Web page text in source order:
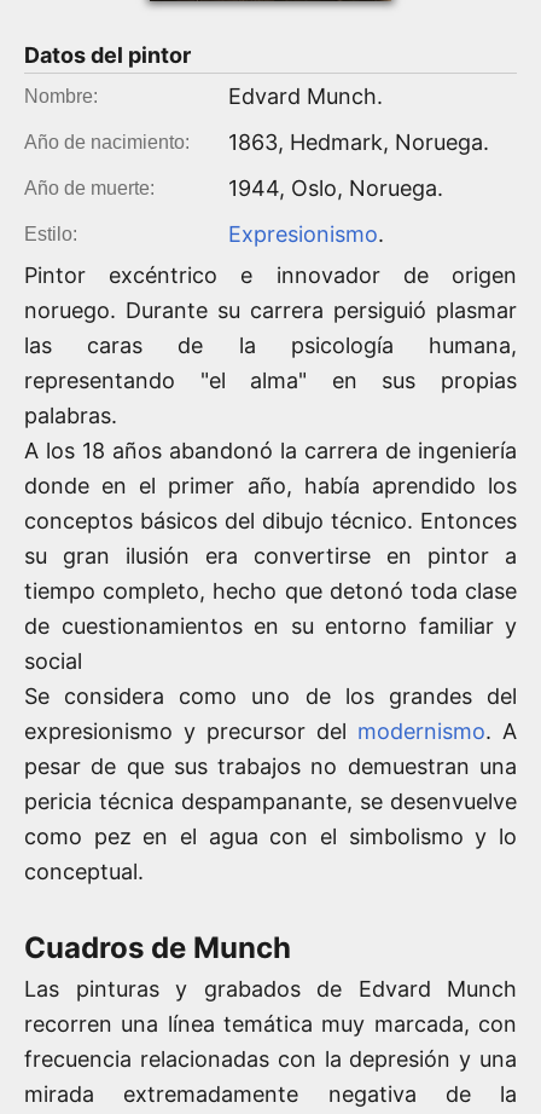
Datos del pintor
Nombre: Edvard Munch.
Año de nacimiento: 1863, Hedmark, Noruega.
Año de muerte: 1944, Oslo, Noruega.
Estilo: Expresionismo.
Pintor excéntrico e innovador de origen
noruego. Durante su carrera persiguió plasmar
las caras de la psicología humana,
representando "el alma" en sus propias
palabras.
A los 18 años abandonó la carrera de ingeniería
donde en el primer año, había aprendido los
conceptos básicos del dibujo técnico. Entonces
su gran ilusión era convertirse en pintor a
tiempo completo, hecho que detonó toda clase
de cuestionamientos en su entorno familiar y
social
Se considera como uno de los grandes del
expresionismo y precursor del modernismo. A
pesar de que sus trabajos no demuestran una
pericia técnica despampanante, se desenvuelve
como pez en el agua con el simbolismo y lo
conceptual.
Cuadros de Munch
Las pinturas y grabados de Edvard Munch
recorren una línea temática muy marcada, con
frecuencia relacionadas con la depresión y una
mirada extremadamente negativa de la